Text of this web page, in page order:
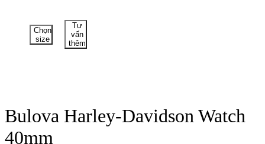
Chọn
size
Tư
vấn
thêm
Bulova Harley-Davidson Watch
40mm